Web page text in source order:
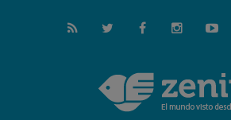
La matanza de niños en
muertos en 300 días
Tagle: La guerra desfigura
revelación de Dios lo